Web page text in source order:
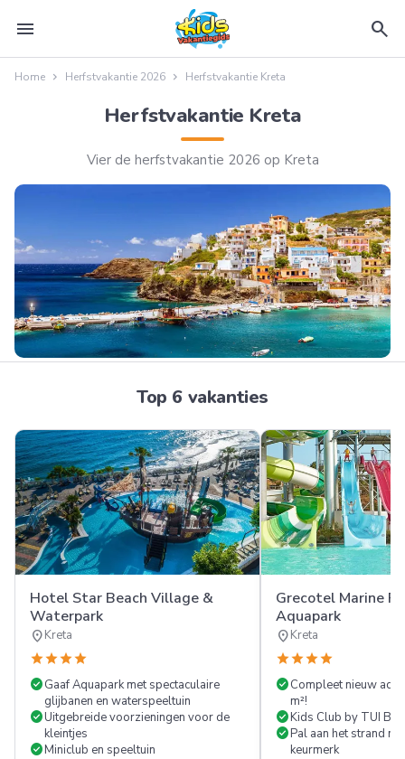
menu search
Home Herfstvakantie 2026 Herfstvakantie Kreta
Herfstvakantie Kreta
Vier de herfstvakantie 2026 op Kreta
Top 6 vakanties
Hotel Star Beach Village &
Waterpark
location_onKreta
starstarstarstar
check_circleGaaf Aquapark met spectaculaire
glijbanen en waterspeeltuin
check_circleUitgebreide voorzieningen voor de
kleintjes
check_circleMiniclub en speeltuin
Grecotel Marine
Aquapark
location_onKreta
starstarstarstar
check_circleCompleet nieuw
m²!
check_circleKids Club by TUI
check_circlePal aan het strand
keurmerk